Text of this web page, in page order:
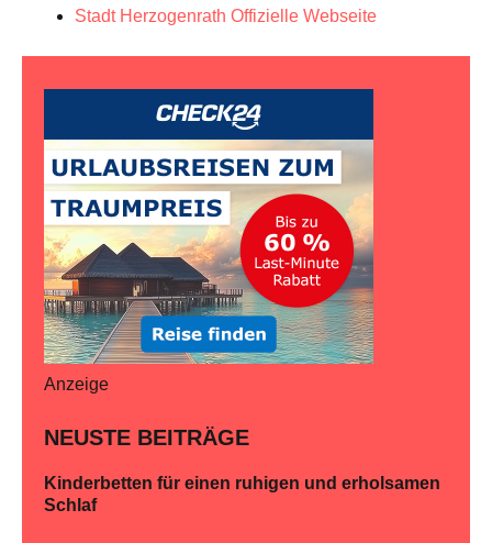
Stadt Herzogenrath Offizielle Webseite
Anzeige
NEUSTE BEITRÄGE
Kinderbetten für einen ruhigen und erholsamen
Schlaf